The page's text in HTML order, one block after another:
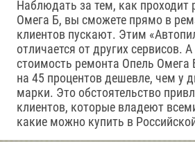
Наблюдать за тем, как проходит
Омега Б, вы сможете прямо в
клиентов пускают. Этим
отличается от других сервисов.
стоимость ремонта Опель Омега
на 45 процентов дешевле, чем у
марки. Это обстоятельство
клиентов, которые владеют
какие можно купить в